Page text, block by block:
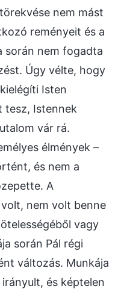
nem mást
reményeit és a
során nem fogadta
Úgy vélte, hogy
Isten
tesz, Istennek
vár rá.
élmények –
és nem a
A
nem volt benne
vagy
során Pál régi
változás. Munkája
és képtelen